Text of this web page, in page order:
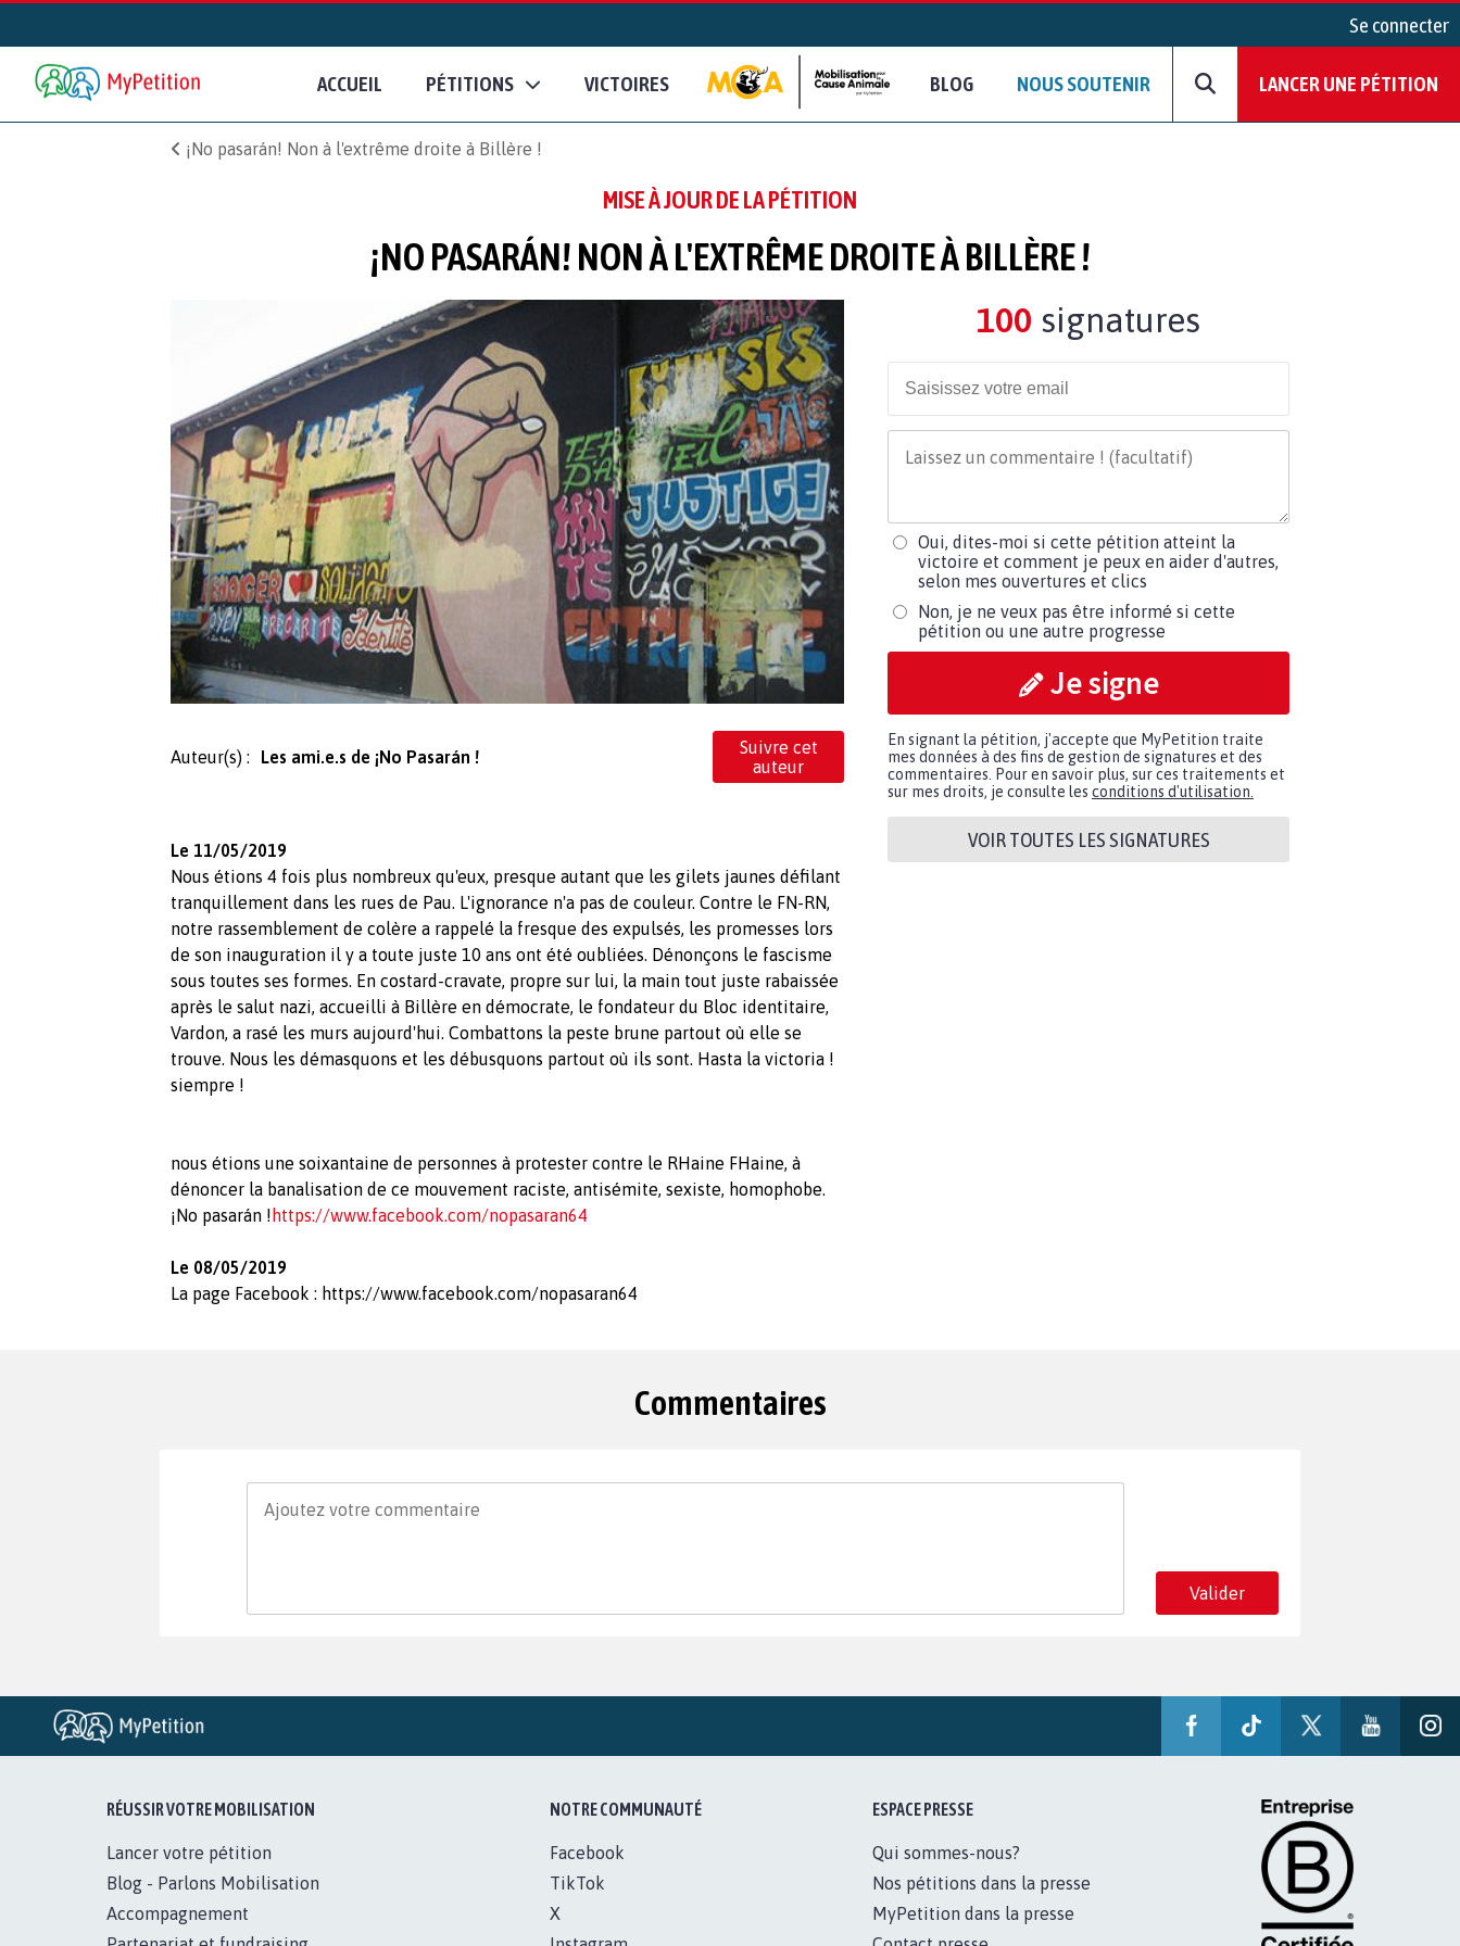
Se connecter
ACCUEIL PÉTITIONS VICTOIRES BLOG NOUS SOUTENIR LANCER UNE PÉTITION
¡No pasarán! Non à l'extrême droite à Billère !
MISE À JOUR DE LA PÉTITION
¡NO PASARÁN! NON À L'EXTRÊME DROITE À BILLÈRE !
Auteur(s) : Les ami.e.s de ¡No Pasarán !
Suivre cet
auteur
Le 11/05/2019
Nous étions 4 fois plus nombreux qu'eux, presque autant que les gilets jaunes défilant
tranquillement dans les rues de Pau. L'ignorance n'a pas de couleur. Contre le FN-RN,
notre rassemblement de colère a rappelé la fresque des expulsés, les promesses lors
de son inauguration il y a toute juste 10 ans ont été oubliées. Dénonçons le fascisme
sous toutes ses formes. En costard-cravate, propre sur lui, la main tout juste rabaissée
après le salut nazi, accueilli à Billère en démocrate, le fondateur du Bloc identitaire,
Vardon, a rasé les murs aujourd'hui. Combattons la peste brune partout où elle se
trouve. Nous les démasquons et les débusquons partout où ils sont. Hasta la victoria !
siempre !
nous étions une soixantaine de personnes à protester contre le RHaine FHaine, à
dénoncer la banalisation de ce mouvement raciste, antisémite, sexiste, homophobe.
¡No pasarán ! https://www.facebook.com/nopasaran64
Le 08/05/2019
La page Facebook : https://www.facebook.com/nopasaran64
100 signatures
Oui, dites-moi si cette pétition atteint la
victoire et comment je peux en aider d'autres,
selon mes ouvertures et clics
Non, je ne veux pas être informé si cette
pétition ou une autre progresse
Je signe
En signant la pétition, j'accepte que MyPetition traite
mes données à des fins de gestion de signatures et des
commentaires. Pour en savoir plus, sur ces traitements et
sur mes droits, je consulte les conditions d'utilisation.
VOIR TOUTES LES SIGNATURES
Commentaires
Valider
RÉUSSIR VOTRE MOBILISATION
Lancer votre pétition
Blog - Parlons Mobilisation
Accompagnement
NOTRE COMMUNAUTÉ
Facebook
TikTok
X
ESPACE PRESSE
Qui sommes-nous?
Nos pétitions dans la presse
MyPetition dans la presse